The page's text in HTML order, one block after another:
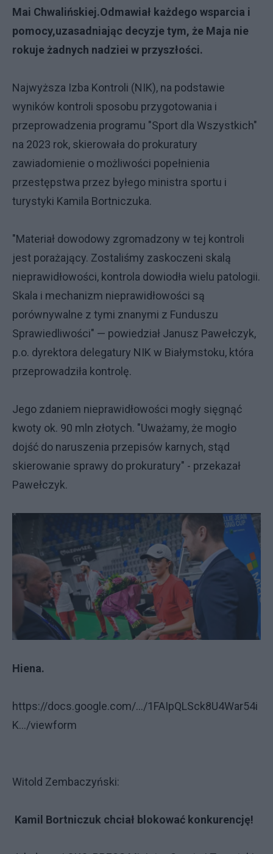
Mai Chwalińskiej.Odmawiał każdego wsparcia i
pomocy,uzasadniając decyzje tym, że Maja nie
rokuje żadnych nadziei w przyszłości.
Najwyższa Izba Kontroli (NIK), na podstawie
wyników kontroli sposobu przygotowania i
przeprowadzenia programu "Sport dla Wszystkich"
na 2023 rok, skierowała do prokuratury
zawiadomienie o możliwości popełnienia
przestępstwa przez byłego ministra sportu i
turystyki Kamila Bortniczuka.
"Materiał dowodowy zgromadzony w tej kontroli
jest porażający. Zostaliśmy zaskoczeni skalą
nieprawidłowości, kontrola dowiodła wielu patologii.
Skala i mechanizm nieprawidłowości są
porównywalne z tymi znanymi z Funduszu
Sprawiedliwości" — powiedział Janusz Pawełczyk,
p.o. dyrektora delegatury NIK w Białymstoku, która
przeprowadziła kontrolę.
Jego zdaniem nieprawidłowości mogły sięgnąć
kwoty ok. 90 mln złotych. "Uważamy, że mogło
dojść do naruszenia przepisów karnych, stąd
skierowanie sprawy do prokuratury" - przekazał
Pawełczyk.
Hiena.
https://docs.google.com/.../1FAIpQLSck8U4War54i
K.../viewform
Witold Zembaczyński:
Kamil Bortniczuk chciał blokować konkurencję!